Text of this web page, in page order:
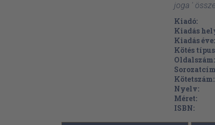
joga '
Kiadó:
Kiadás
Kiadás éve:
Kötés
Oldalszám:
Kötetszám:
Nyelv:
Méret:
ISBN: